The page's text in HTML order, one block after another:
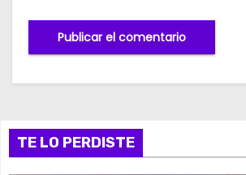
TE LO PERDISTE